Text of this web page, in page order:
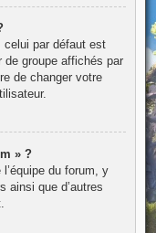
celui par défaut est
de groupe affichés par
de changer votre
» ?
du forum, y
ainsi que d’autres